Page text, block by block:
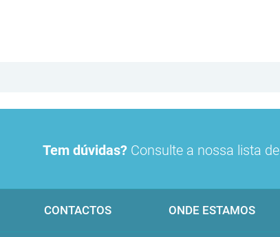
Tem dúvidas? Consulte a nossa lista de
CONTACTOS ONDE ESTAMOS